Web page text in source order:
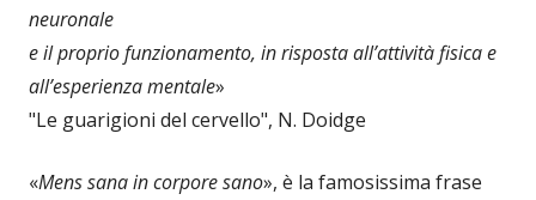
neuronale
e il proprio funzionamento, in risposta all’attività fisica e
all’esperienza mentale»
"Le guarigioni del cervello", N. Doidge
«Mens sana in corpore sano», è la famosissima frase